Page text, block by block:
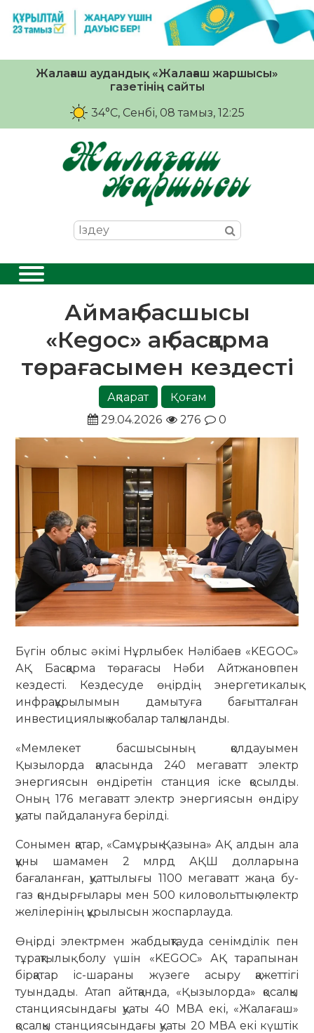
Жалағаш аудандық «Жалағаш жаршысы»
газетінің сайты
34°C, Сенбі, 08 тамыз, 12:25
Аймақ басшысы
«Кegoc» ақ басқарма
төрағасымен кездесті
Ақпарат
Қоғам
29.04.2026
276 0
​Бүгін облыс әкімі Нұрлыбек Нәлібаев «KEGOC»
АҚ Басқарма төрағасы Нәби Айтжановпен
кездесті. Кездесуде өңірдің энергетикалық
инфрақұрылымын дамытуға бағытталған
инвестициялық жобалар талқыланды.
​«Мемлекет басшысының қолдауымен
Қызылорда қаласында 240 мегаватт электр
энергиясын өндіретін станция іске қосылды.
Оның 176 мегаватт электр энергиясын өндіру
қуаты пайдалануға берілді.
​Сонымен қатар, «Самұрық-Қазына» АҚ алдын ала
құны шамамен 2 млрд АҚШ долларына
бағаланған, қуаттылығы 1100 мегаватт жаңа бу-
газ қондырғылары мен 500 киловольттық электр
желілерінің құрылысын жоспарлауда.
​Өңірді электрмен жабдықтауда сенімділік пен
тұрақтылық болу үшін «KEGOC» АҚ тарапынан
бірқатар іс-шараны жүзеге асыру қажеттігі
туындады. Атап айтқанда, «Қызылорда» қосалқы
станциясындағы қуаты 40 МВА екі, «Жалағаш»
қосалқы станциясындағы қуаты 20 МВА екі күштік